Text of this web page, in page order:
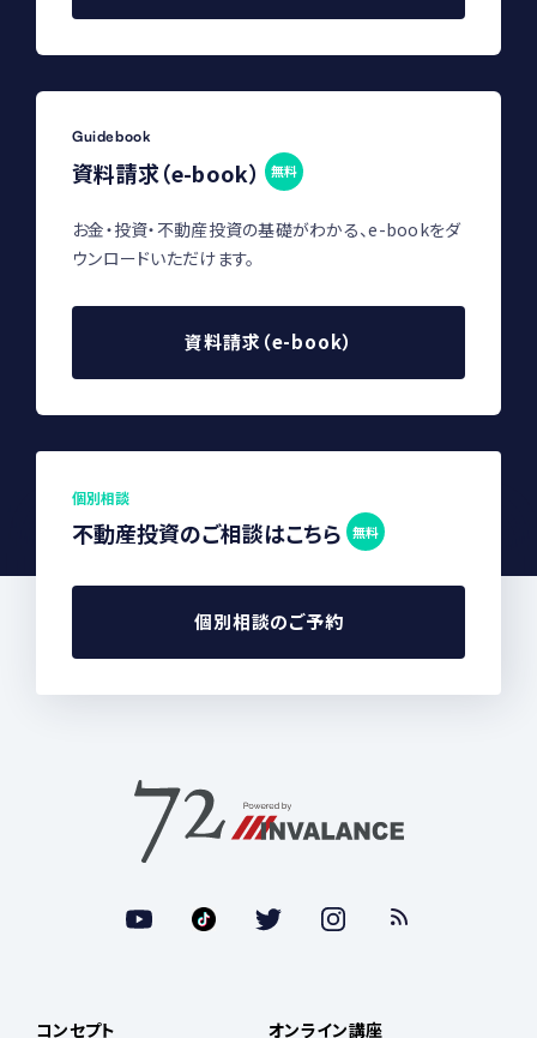
Guidebook
資料請求（e-book） 無料
お金・投資・不動産投資の基礎がわかる、e-bookをダ
ウンロードいただけます。
資料請求（e-book）
個別相談
不動産投資のご相談はこちら 無料
個別相談のご予約
コンセプト オンライン講座